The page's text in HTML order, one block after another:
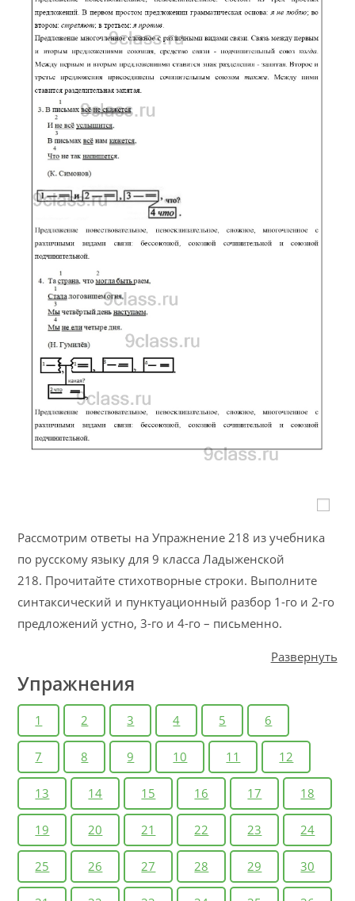
Развернуть
Рассмотрим ответы на Упражнение 218 из учебника
по русскому языку для 9 класса Ладыженской
218. Прочитайте стихотворные строки. Выполните
синтаксический и пунктуационный разбор 1-го и 2-го
предложений устно, 3-го и 4-го – письменно.
Упражнения
1 2 3 4 5 6
7 8 9 10 11 12
13 14 15 16 17 18
19 20 21 22 23 24
25 26 27 28 29 30